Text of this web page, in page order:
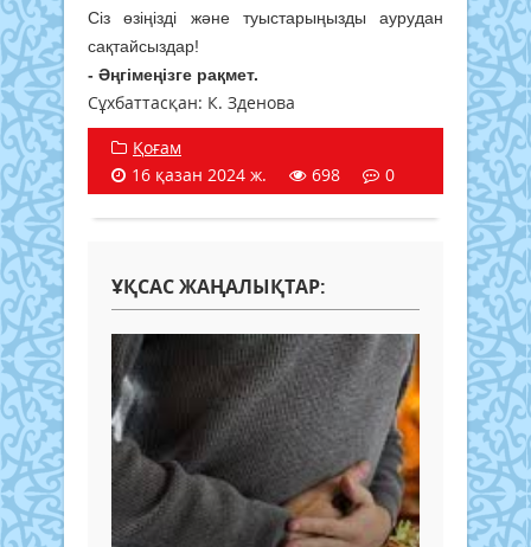
Сіз өзіңізді және туыстарыңызды аурудан
сақтайсыздар!
- Әңгімеңізге рақмет.
Сұхбаттасқан: К. Зденова
Қоғам
16 қазан 2024 ж.
698 0
ҰҚСАС ЖАҢАЛЫҚТАР: